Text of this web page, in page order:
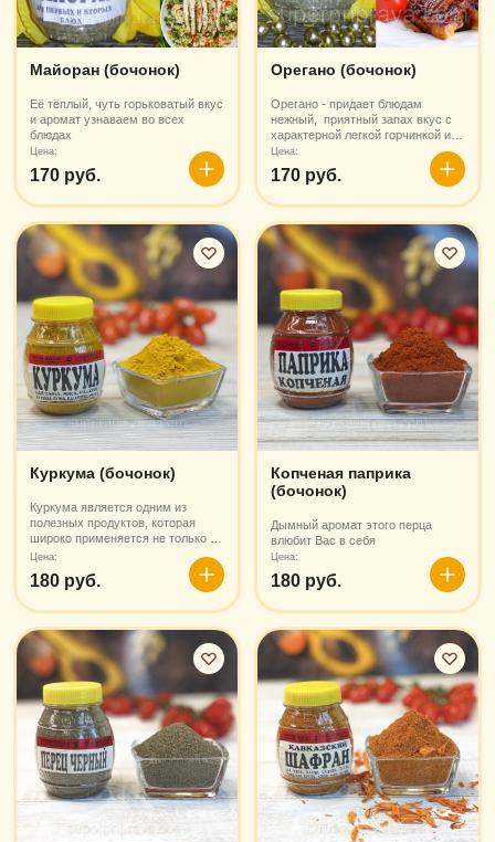
Майоран (бочонок)
Её тёплый, чуть горьковатый вкус
и аромат узнаваем во всех
блюдах
Цена:
170 руб.
В
корзину
Орегано (бочонок)
Орегано - придает блюдам
нежный, приятный запах вкус с
характерной легкой горчинкой и
сладким привкусом
Цена:
170 руб.
В
Куркума (бочонок)
Куркума является одним из
полезных продуктов, которая
широко применяется не только в
кулинарии, но и в народной
Цена:
180 руб.
В
корзину
Копченая паприка
(бочонок)
Дымный аромат этого перца
влюбит Вас в себя
Цена:
180 руб.
В